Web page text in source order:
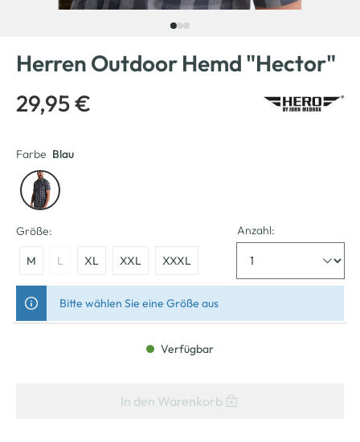
Herren Outdoor Hemd "Hector"
29,95 €
Farbe Blau
Größe:
M L XL XXL XXXL
Anzahl:
Bitte wählen Sie eine Größe aus
Verfügbar
In den Warenkorb